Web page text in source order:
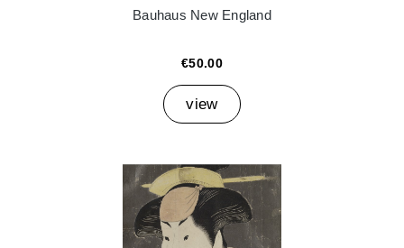
Bauhaus New England
€50.00
view